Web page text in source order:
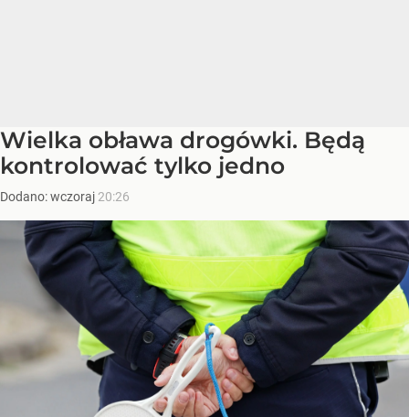
Wielka obława drogówki. Będą
kontrolować tylko jedno
Dodano:wczoraj 20:26